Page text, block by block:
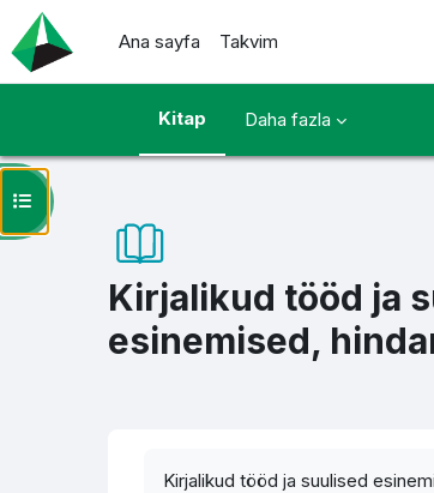
Ana içeriğe git
Ana sayfa Takvim
Kitap Daha fazla
Kirjalikud tööd ja
esinemised,
Kurs dizinini aç
Kirjalikud tööd ja suulised